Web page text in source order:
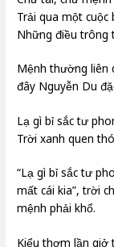
Trải qua một cuộc
Những điều trông
Mệnh thường liên
đây Nguyễn Du
Lạ gì bỉ sắc tư
Trời xanh quen
“Lạ gì bỉ sắc tư
mất cái kia”, trời
mệnh phải khổ.
Kiểu thơm lần giở